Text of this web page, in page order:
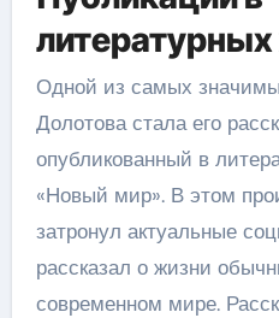
Одной из самых
Долотова стала его
опубликованный в
«Новый мир». В этом
затронул актуальные
рассказал о жизни
современном мире.